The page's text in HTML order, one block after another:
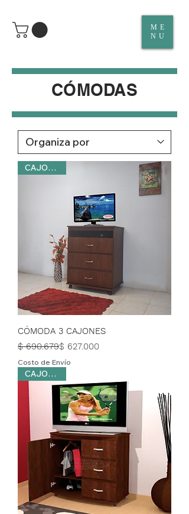
ME
NU
CÓMODAS
CAJONERA
CÓMODA 3 CAJONES
Precio
$ 690.679
Precio de oferta
$ 627.000
Costo de Envío
CAJONERA